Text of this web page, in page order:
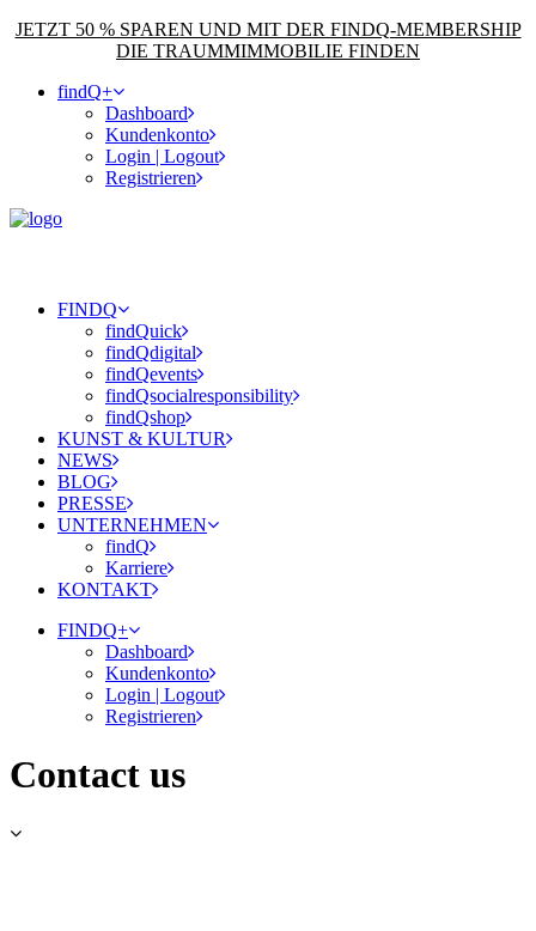
JETZT 50 % SPAREN UND MIT DER FINDQ-MEMBERSHIP
DIE TRAUMMIMMOBILIE FINDEN
findQ+
Dashboard
Kundenkonto
Login | Logout
Registrieren
FINDQ
findQuick
findQdigital
findQevents
findQsocialresponsibility
findQshop
KUNST & KULTUR
NEWS
BLOG
PRESSE
UNTERNEHMEN
findQ
Karriere
KONTAKT
FINDQ+
Dashboard
Kundenkonto
Login | Logout
Registrieren
Contact us